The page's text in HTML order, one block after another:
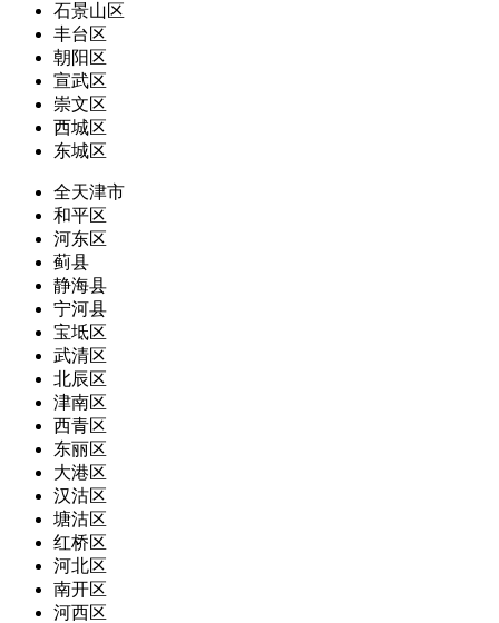
石景山区
丰台区
朝阳区
宣武区
崇文区
西城区
东城区
全天津市
和平区
河东区
蓟县
静海县
宁河县
宝坻区
武清区
北辰区
津南区
西青区
东丽区
大港区
汉沽区
塘沽区
红桥区
河北区
南开区
河西区